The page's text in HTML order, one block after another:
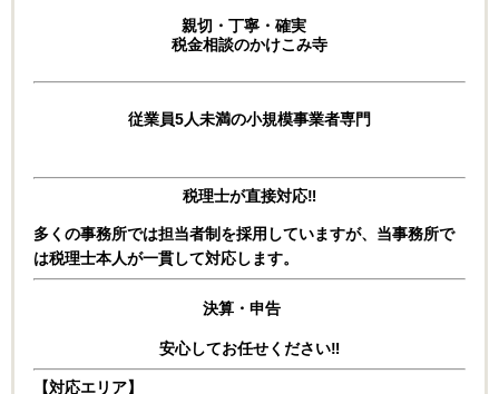
親切・丁寧・確実
税金相談のかけこみ寺
従業員5人未満の小規模事業者専門
税理士が直接対応‼
多くの事務所では担当者制を採用していますが、 当事務所で
は税理士本人が一貫して対応します。
決算・申告
安心してお任せください‼
【対応エリア】